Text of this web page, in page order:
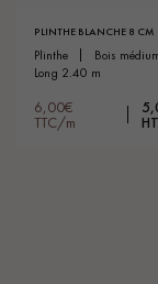
PLINTHE BLANCHE 8 CM
plinthe
bois
long 2.40 m
6,00€
TTC/m